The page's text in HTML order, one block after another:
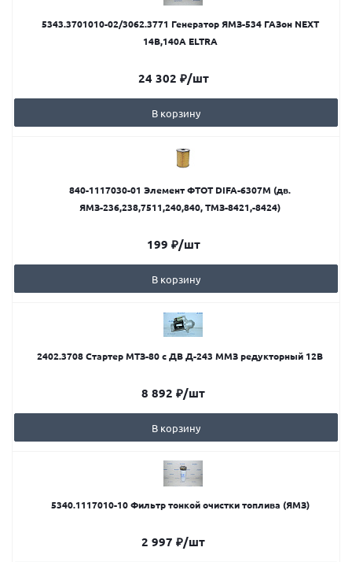
5343.3701010-02/3062.3771 Генератор ЯМЗ-534 ГАЗон NEXT
14B,140А ELTRA
24 302 ₽/шт
В корзину
840-1117030-01 Элемент ФТОТ DIFA-6307М (дв.
ЯМЗ-236,238,7511,240,840, ТМЗ-8421,-8424)
199 ₽/шт
В корзину
2402.3708 Стартер МТЗ-80 с ДВ Д-243 ММЗ редукторный 12В
8 892 ₽/шт
В корзину
5340.1117010-10 Фильтр тонкой очистки топлива (ЯМЗ)
2 997 ₽/шт